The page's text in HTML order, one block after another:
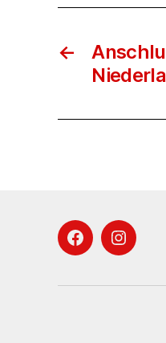
←
Facebook